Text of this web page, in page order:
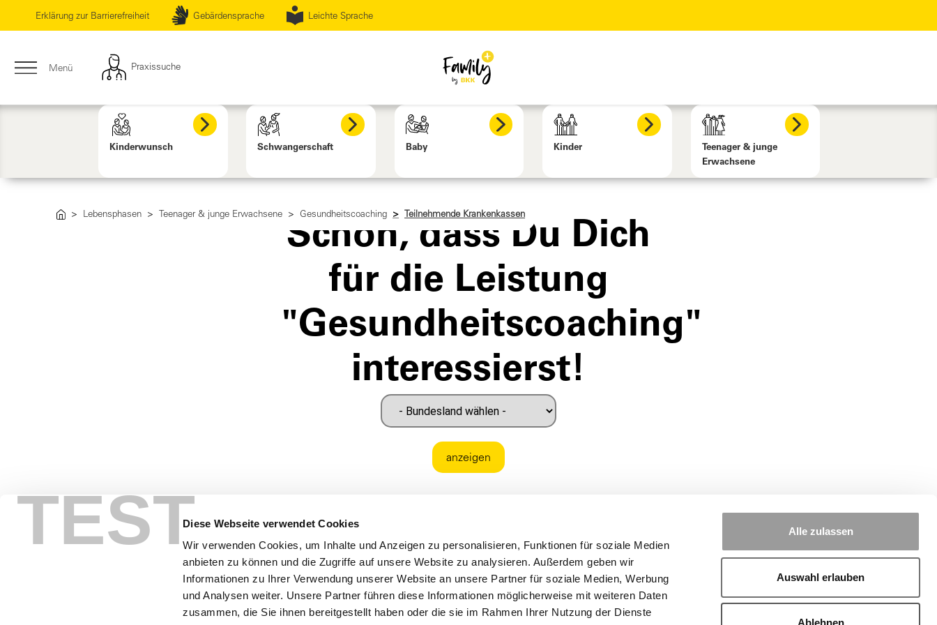
TESTDiese Webseite verwendet Cookies
Wir verwenden Cookies, um Inhalte und Anzeigen zu personalisieren, Funktionen für soziale Medien
anbieten zu können und die Zugriffe auf unsere Website zu analysieren. Außerdem geben wir
Informationen zu Ihrer Verwendung unserer Website an unsere Partner für soziale Medien, Werbung
und Analysen weiter. Unsere Partner führen diese Informationen möglicherweise mit weiteren Daten
zusammen, die Sie ihnen bereitgestellt haben oder die sie im Rahmen Ihrer Nutzung der Dienste
Alle zulassen
Auswahl erlauben
Ablehnen
Erklärung zur Barrierefreiheit Gebärdensprache Leichte Sprache
Menü Praxissuche
Kinderwunsch Schwangerschaft Baby Kinder
Teenager & junge
Erwachsene
Lebensphasen Teenager & junge Erwachsene Gesundheitscoaching Teilnehmende Krankenkassen
Schön, dass Du Dich
für die Leistung
"Gesundheitscoaching"
interessierst!
anzeigen
Datenschutz Impressum